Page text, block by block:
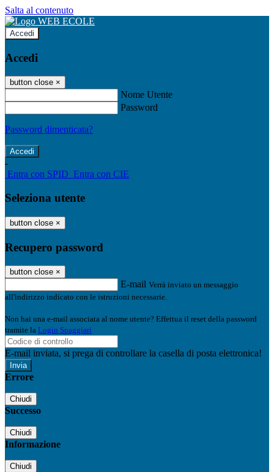
Salta al contenuto
Accedi
Accedi
button close ×
Nome Utente
Password
Password dimenticata?
-
Entra con SPID Entra con CIE
Seleziona utente
button close ×
Recupero password
button close ×
E-mail Verrà inviato un messaggio
all'indirizzo indicato con le istruzioni necessarie.
Non hai una e-mail associata al nome utente? Effettua il reset della password
tramite la Login Spaggiari
E-mail inviata, si prega di controllare la casella di posta elettronica!
Errore
Chiudi
Successo
Chiudi
Informazione
Chiudi